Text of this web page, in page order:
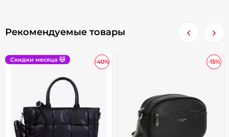
Рекомендуемые товары
-40%
Скидки месяца 😽 -15%